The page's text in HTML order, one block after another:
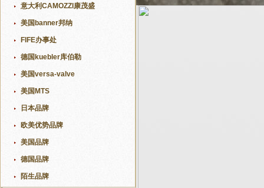
意大利CAMOZZI康茂盛
美国banner邦纳
FIFE办事处
德国kuebler库伯勒
美国versa-valve
美国MTS
日本品牌
欧美优势品牌
美国品牌
德国品牌
陌生品牌